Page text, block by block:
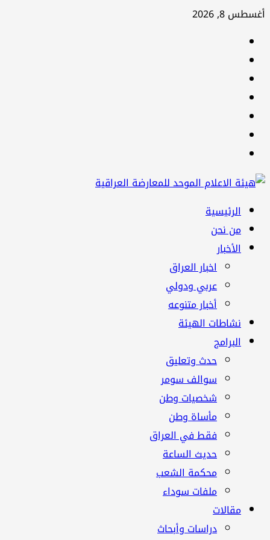
تخطي
أغسطس 8, 2026
القائمة
الرئيسية
الرئيسية
من نحن
الأخبار
اخبار العراق
عربي ودولي
أخبار متنوعه
نشاطات الهيئة
البرامج
حدث وتعليق
سوالف سومر
شخصيات وطن
مأساة وطن
فقط في العراق
حديث الساعة
محكمة الشعب
ملفات سوداء
مقالات
دراسات وأبحاث